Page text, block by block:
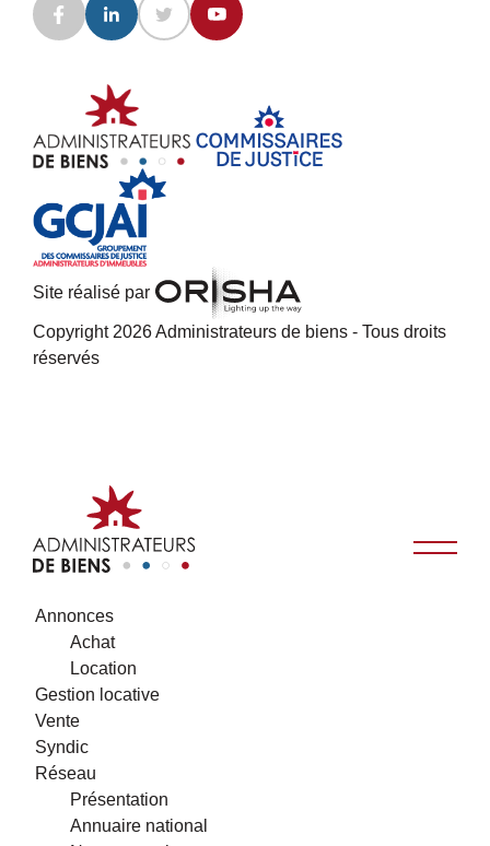
Site réalisé par
Copyright 2026 Administrateurs de biens - Tous droits
réservés
Annonces
Achat
Location
Gestion locative
Vente
Syndic
Réseau
Présentation
Annuaire national